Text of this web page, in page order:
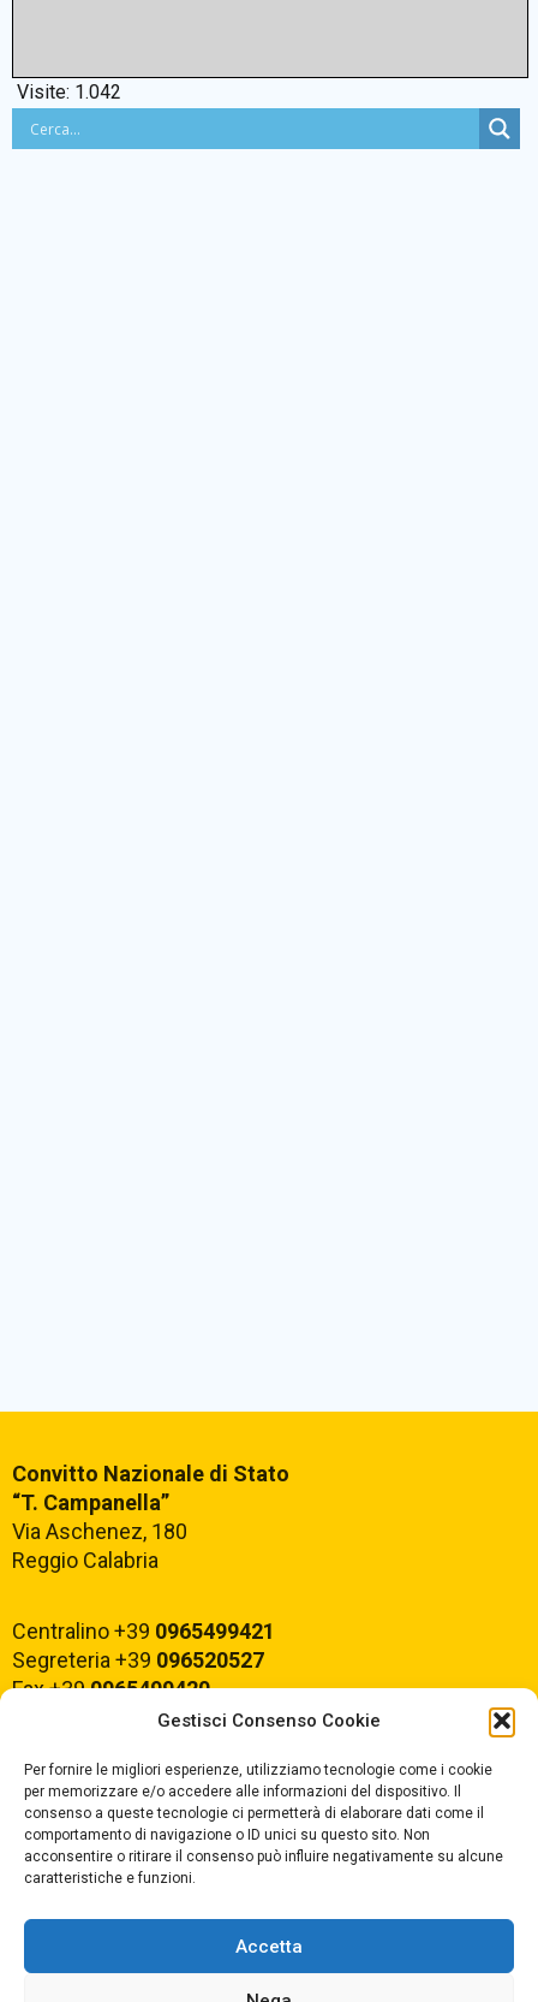
Gestisci Consenso Cookie
Per fornire le migliori esperienze, utilizziamo tecnologie come i cookie
per memorizzare e/o accedere alle informazioni del dispositivo. Il
consenso a queste tecnologie ci permetterà di elaborare dati come il
comportamento di navigazione o ID unici su questo sito. Non
acconsentire o ritirare il consenso può influire negativamente su alcune
caratteristiche e funzioni.
Accetta
Visite: 1.042
Convitto Nazionale di Stato
“T. Campanella”
Via Aschenez, 180
Reggio Calabria
Centralino +39 0965499421
Segreteria +39 096520527
Fax +390965499420
E-mail: rcvc010005@istruzione.it
PEC:rcvc010005@pec.istruzione.it
ORARIO DI APERTURA
Dal lunedì al Venerdì
dalle ore 07,00 alle ore 18,30